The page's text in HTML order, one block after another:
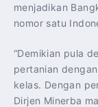
menjadikan
nomor satu
“Demikian pula
pertanian
kelas. Dengan
Dirjen Minerba